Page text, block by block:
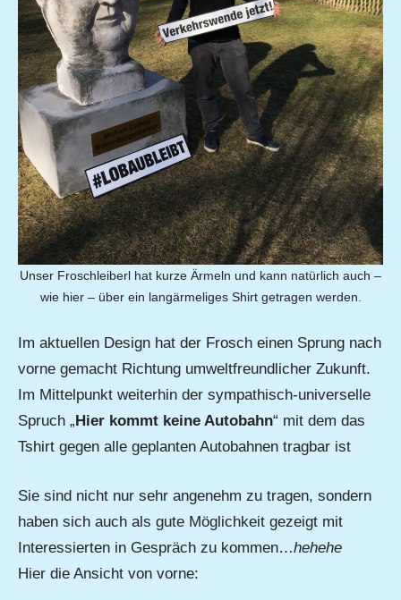
Unser Froschleiberl hat kurze Ärmeln und kann natürlich auch –
wie hier – über ein langärmeliges Shirt getragen werden.
Im aktuellen Design hat der Frosch einen Sprung nach
vorne gemacht Richtung umweltfreundlicher Zukunft.
Im Mittelpunkt weiterhin der sympathisch-universelle
Spruch „ Hier kommt keine Autobahn“ mit dem das
Tshirt gegen alle geplanten Autobahnen tragbar ist
Sie sind nicht nur sehr angenehm zu tragen, sondern
haben sich auch als gute Möglichkeit gezeigt mit
Interessierten in Gespräch zu kommen…hehehe
Hier die Ansicht von vorne: